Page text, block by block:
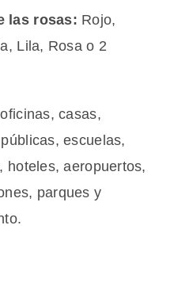
las rosas: Rojo,
Lila, Rosa o 2
casas,
escuelas,
hoteles, aeropuertos,
parques y